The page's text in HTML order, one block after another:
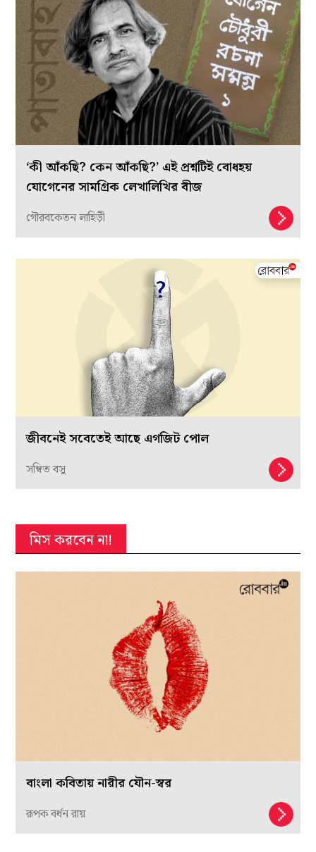
‘কী আঁকছি? কেন আঁকছি?’ এই প্রশ্নটিই বোধহয়
যোগেনের সামগ্রিক লেখালিখির বীজ
গৌরবকেতন লাহিড়ী
জীবনেই সবেতেই আছে এগজিট পোল
সম্বিত বসু
মিস করবেন না!
বাংলা কবিতায় নারীর যৌন-স্বর
রূপক বর্ধন রায়